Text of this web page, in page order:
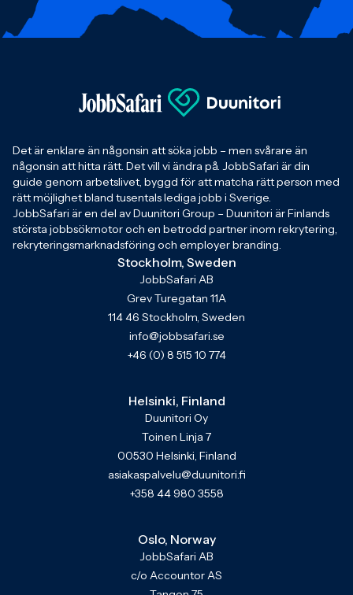
Det är enklare än någonsin att söka jobb – men svårare än
någonsin att hitta rätt. Det vill vi ändra på. JobbSafari är din
guide genom arbetslivet, byggd för att matcha rätt person med
rätt möjlighet bland tusentals lediga jobb i Sverige.
JobbSafari är en del av Duunitori Group – Duunitori är Finlands
största jobbsökmotor och en betrodd partner inom rekrytering,
rekryteringsmarknadsföring och employer branding.
Stockholm, Sweden
JobbSafari AB
Grev Turegatan 11A
114 46 Stockholm, Sweden
info@jobbsafari.se
+46 (0) 8 515 10 774
Helsinki, Finland
Duunitori Oy
Toinen Linja 7
00530 Helsinki, Finland
asiakaspalvelu@duunitori.fi
+358 44 980 3558
Oslo, Norway
JobbSafari AB
c/o Accountor AS